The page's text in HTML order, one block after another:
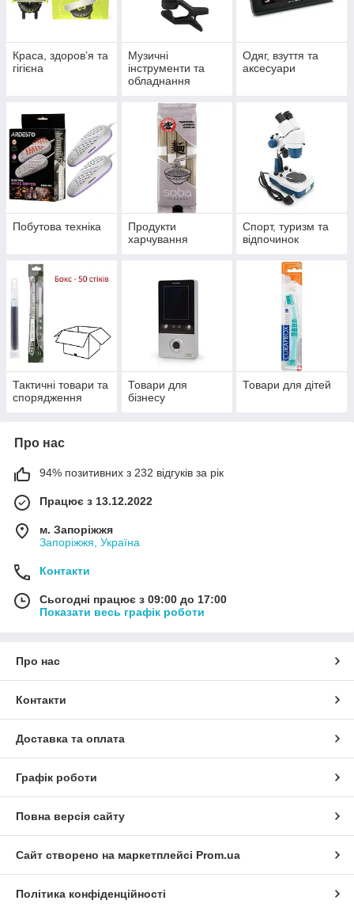
Краса, здоров’я та
гігієна
Музичні
інструменти та
обладнання
Одяг, взуття та
аксесуари
Побутова техніка
Продукти
харчування
Спорт, туризм та
відпочинок
Тактичні товари та
спорядження
Товари для
бізнесу
Товари для дітей
Про нас
94% позитивних з 232 відгуків за рік
Працює з 13.12.2022
м. Запоріжжя
Запоріжжя, Україна
Контакти
Сьогодні працює з 09:00 до 17:00
Показати весь графік роботи
Про нас
Контакти
Доставка та оплата
Графік роботи
Повна версія сайту
Сайт створено на маркетплейсі Prom.ua
Політика конфіденційності